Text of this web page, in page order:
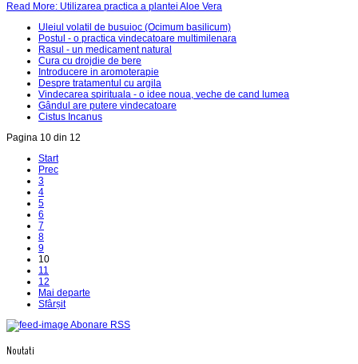
Read More: Utilizarea practica a plantei Aloe Vera
Uleiul volatil de busuioc (Ocimum basilicum)
Postul - o practica vindecatoare multimilenara
Rasul - un medicament natural
Cura cu drojdie de bere
Introducere in aromoterapie
Despre tratamentul cu argila
Vindecarea spirituala - o idee noua, veche de cand lumea
Gândul are putere vindecatoare
Cistus Incanus
Pagina 10 din 12
Start
Prec
3
4
5
6
7
8
9
10
11
12
Mai departe
Sfârșit
Abonare RSS
Noutati